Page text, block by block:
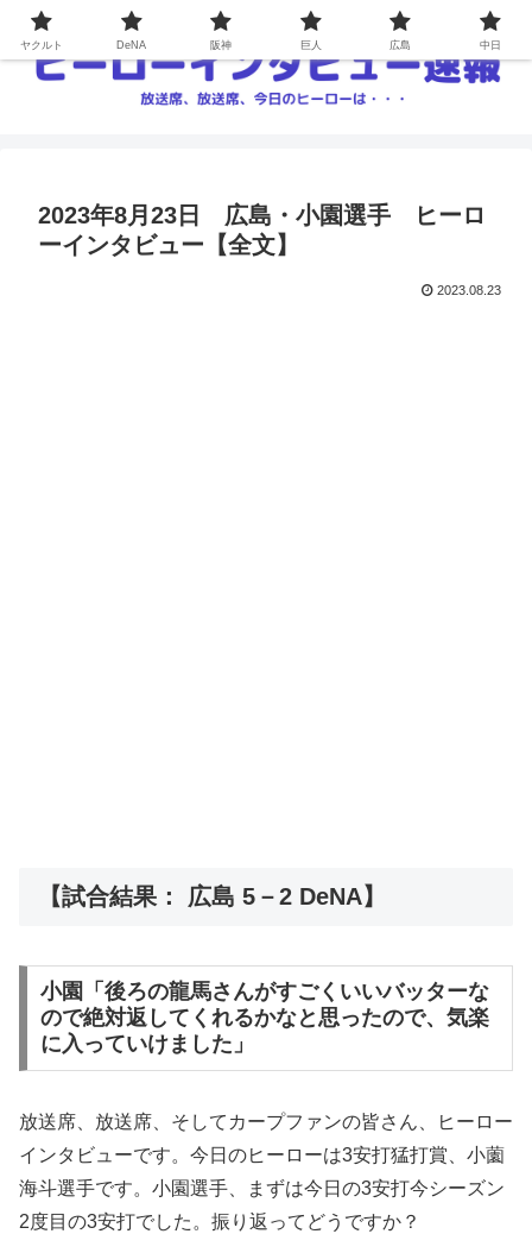
2023年8月23日 広島・小園選手 ヒーロ
ーインタビュー【全文】
2023.08.23
【試合結果： 広島 5－2 DeNA】
小園「後ろの龍馬さんがすごくいいバッターな
ので絶対返してくれるかなと思ったので、気楽
に入っていけました」
放送席、放送席、そしてカープファンの皆さん、ヒーロー
インタビューです。今日のヒーローは3安打猛打賞、小薗
海斗選手です。小園選手、まずは今日の3安打今シーズン
2度目の3安打でした。振り返ってどうですか？
ヤクルト DeNA 阪神 巨人 広島 中日